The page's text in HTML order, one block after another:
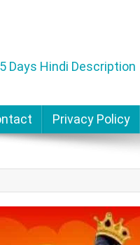
Days Hindi Description
Privacy Policy